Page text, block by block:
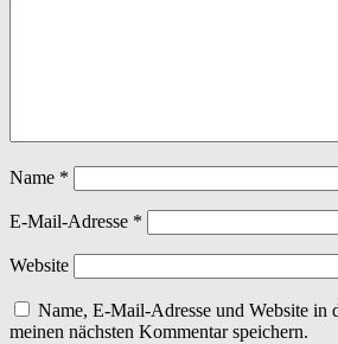
Name *
E-Mail-Adresse *
Website
Name, E-Mail-Adresse und Website in
meinen nächsten Kommentar speichern.